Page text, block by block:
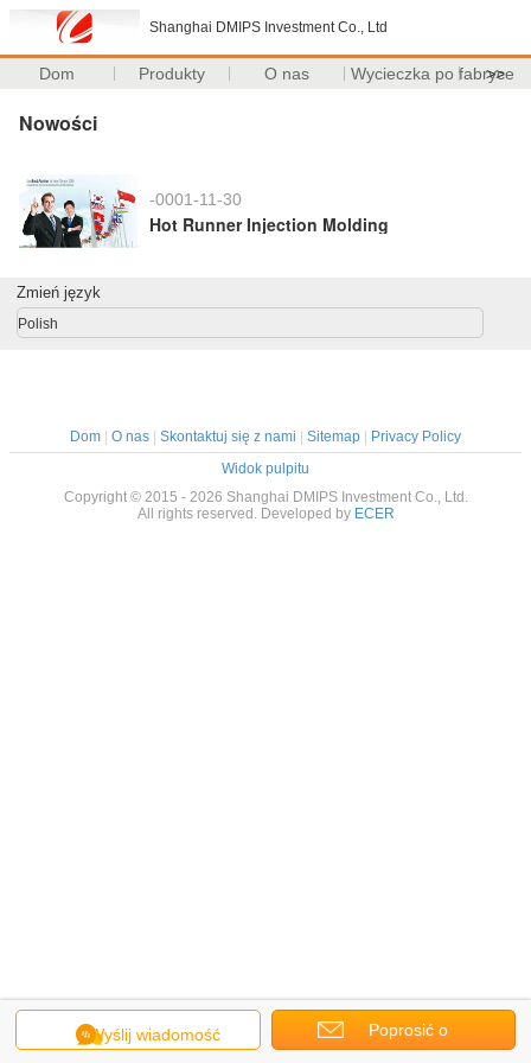
Shanghai DMIPS Investment Co., Ltd
Dom Produkty O nas Wycieczka po fabryce
>>
Nowości
-0001-11-30
Hot Runner Injection Molding
Wyślij wiadomość Poprosić o
Zmień język
Polish
Dom O nas Skontaktuj się z nami Sitemap
Privacy Policy
Widok pulpitu
Copyright © 2015 - 2026 Shanghai DMIPS Investment Co., Ltd.
All rights reserved. Developed by ECER